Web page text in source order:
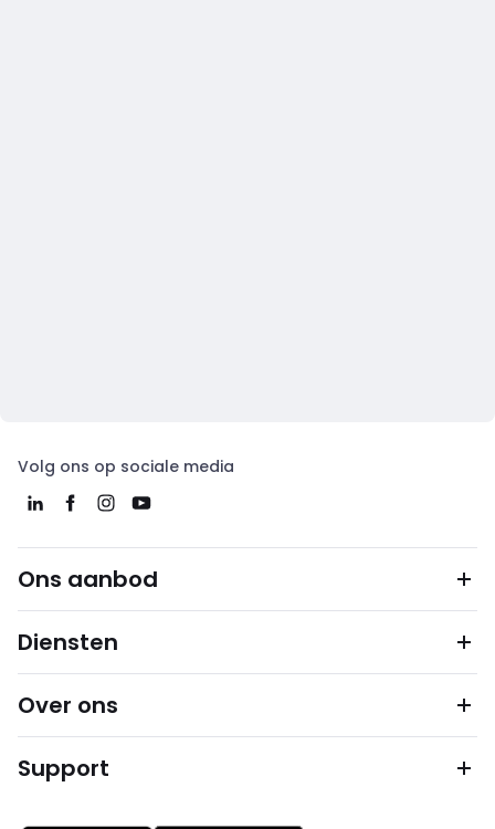
Volg ons op sociale media
Ons aanbod
Diensten
Over ons
Support